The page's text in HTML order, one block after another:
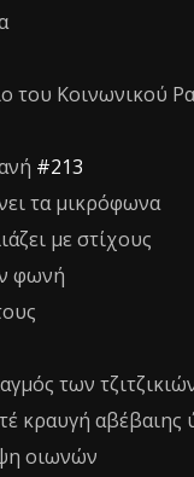
του Κοινωνικού
#213
τα μικρόφωνα
με στίχους
φωνή
των
κραυγή αβέβαιης
οιωνών